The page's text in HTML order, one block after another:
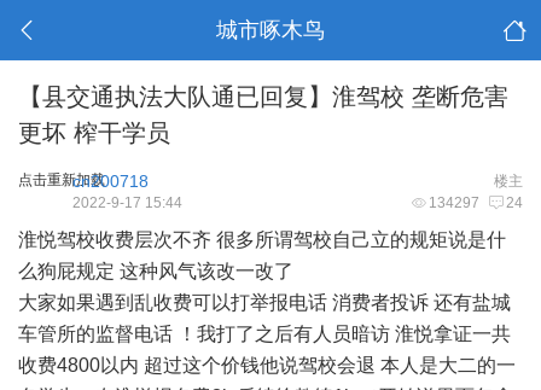
城市啄木鸟
【县交通执法大队通已回复】淮驾校 垄断危害
更坏 榨干学员
点击重新加载 楼主
cn200718
134297 24
2022-9-17 15:44
淮悦驾校收费层次不齐 很多所谓驾校自己立的规矩说是什
么狗屁规定 这种风气该改一改了
大家如果遇到乱收费可以打举报电话 消费者投诉 还有盐城
车管所的监督电话 ！我打了之后有人员暗访 淮悦拿证一共
收费4800以内 超过这个价钱他说驾校会退 本人是大二的一